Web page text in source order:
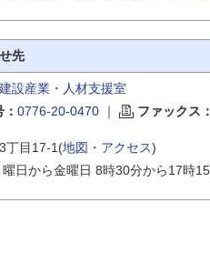
先
設産業・人材支援室
0776-20-0470 ｜ ファックス：
丁目17-1(地図・アクセス)
曜日から金曜日 8時30分から17時